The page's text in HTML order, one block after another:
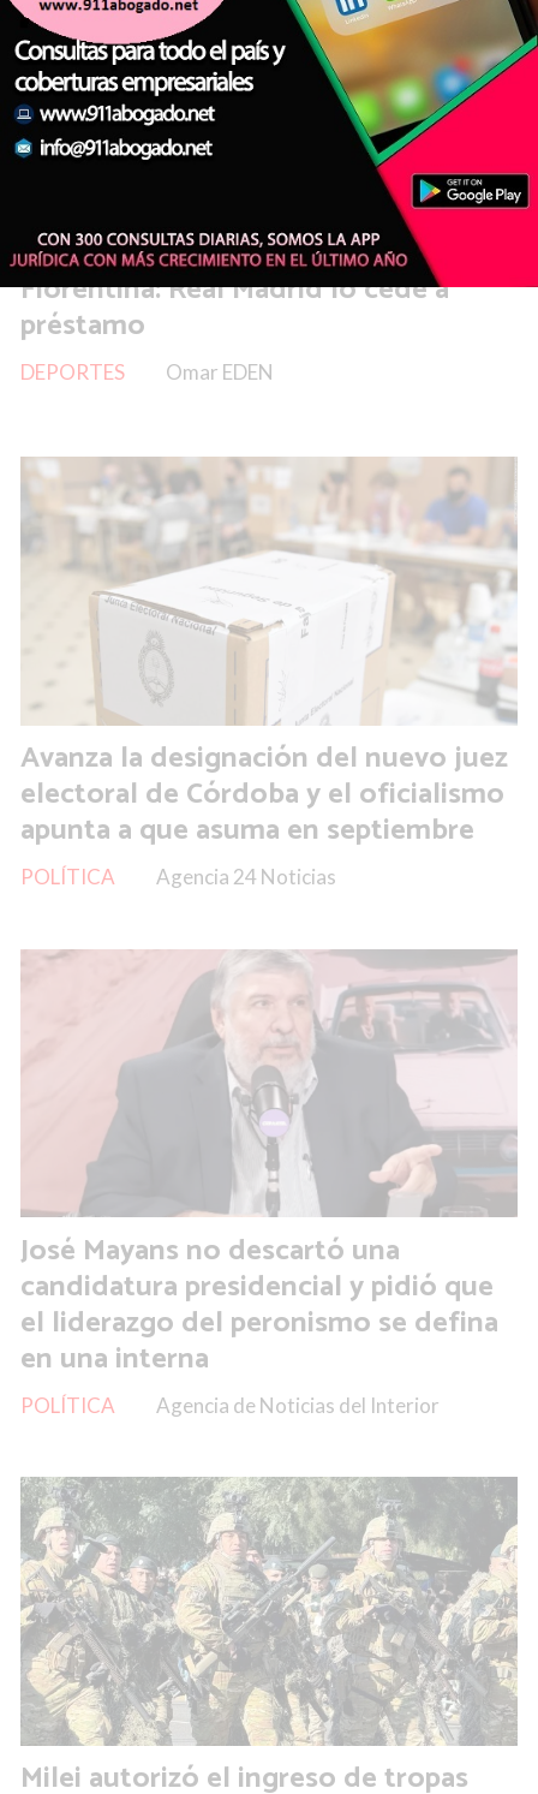
Franco Mastantuono jugará en
Fiorentina: Real Madrid lo cede a
préstamo
Omar EDEN
DEPORTES
Avanza la designación del nuevo juez
electoral de Córdoba y el oficialismo
apunta a que asuma en septiembre
Agencia 24 Noticias
POLÍTICA
José Mayans no descartó una
candidatura presidencial y pidió que
el liderazgo del peronismo se defina
en una interna
Agencia de Noticias del Interior
POLÍTICA
Milei autorizó el ingreso de tropas